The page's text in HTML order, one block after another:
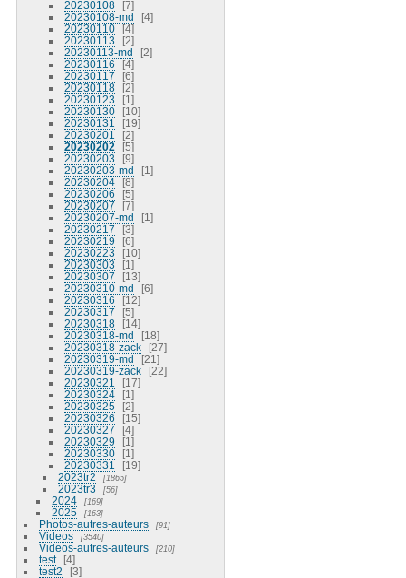
20230108
7
20230108-md
4
20230110
4
20230113
2
20230113-md
2
20230116
4
20230117
6
20230118
2
20230123
1
20230130
10
20230131
19
20230201
2
20230202
5
20230203
9
20230203-md
1
20230204
8
20230206
5
20230207
7
20230207-md
1
20230217
3
20230219
6
20230223
10
20230303
1
20230307
13
20230310-md
6
20230316
12
20230317
5
20230318
14
20230318-md
18
20230318-zack
27
20230319-md
21
20230319-zack
22
20230321
17
20230324
1
20230325
2
20230326
15
20230327
4
20230329
1
20230330
1
20230331
19
2023tr2
1865
2023tr3 56
2024 169
2025 163
Photos-autres-auteurs 91
Videos 3540
Videos-autres-auteurs 210
test
4
test2
3